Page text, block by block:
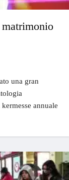
una gran
annuale